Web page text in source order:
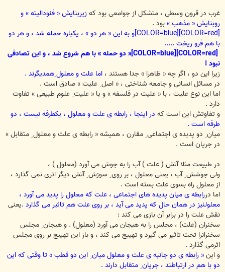
غرب در قرون وسطی ، متشکل از جوامعی بود کهزیربنایش « فئودالیته » و
روبنایش « مذهب »بود .
[COLOR=red][COLOR=blue]و به این « هر دو » ، یکباره حمله شد ، و هر دو
با هم فرو ریخت .....
، و این تصادفی
نبود !
زیرا این دو ، اگر چه « ظاهرا » جدا هستند ، اما علت و معلول ِهمدیگرند .
در مسائل انسانی و جامعه شناختی ، « اصل ِ علیت » صادق است .
اما این نوع علیت ، با « علیت در فلسفه » و یا « علیت ِ علوم طبیعی » تفاوت
دارد .
و تفاوتش این است که در اینجا ، رابطه ی علت و معلول ، یکطرفه نیست ، دو
طرفه است .
میان ِ دو پدیده ی اجتماعی ِ مقارن ، همیشه « رابطه ی علت و معلول ِ متقابل »
در جریان است .
در طبیعت مثلا آتش ( علت ) آب را به جوش می آورد (معلول ) ،
ولی جوشش ِ آب ، یعنی معلول ، بر روی ِ سوزش ِ آتش دیگر اثری نمی گذارد ،
از معلول راه بسوی علت بسته است .
اما دررابطه ی میان پدیده های اجتماعی ، علت که معلول را پدید می آورد ،
معلولنیز در همان حال که پدید می آید ، بر روی علت هم تاثیر می گذارد . یعنی
نقش علت را در برابر آن بازی می کند :
سخنران (علت) ، مجلس را به هیجان می آورد (معلول) . و هیجان ِ مجلس
سخنرانرا تحت تاثیر می گیرد و تهییج می کند ، و باز این تهییج بر روی مجلس
اثرمی گذارد .
و این« رابطه ی دو جانبه ی علت و معلول میان ِ این دو قطب » تا وقتی که این
دو با هم در ارتباطند ، جریان ِ متقابل دارند .